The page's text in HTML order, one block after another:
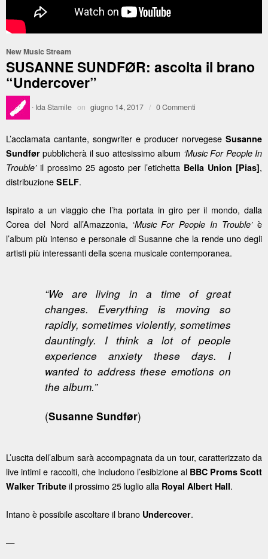
New Music Stream
SUSANNE SUNDFØR: ascolta il brano
“Undercover”
· Ida Stamile on giugno 14, 2017 / 0 Commenti
L’acclamata cantante, songwriter e producer norvegese Susanne
Sundfør pubblicherà il suo attesissimo album ‘Music For People In
Trouble’il prossimo 25 agosto per l’etichetta Bella Union [Pias],
distribuzione SELF.
Ispirato a un viaggio che l’ha portata in giro per il mondo, dalla
Corea del Nord all’Amazzonia, ‘Music For People In Trouble’è
l’album più intenso e personale di Susanne che la rende uno degli
artisti più interessanti della scena musicale contemporanea.
“We are living in a time of great
changes. Everything is moving so
rapidly, sometimes violently, sometimes
dauntingly. I think a lot of people
experience anxiety these days. I
wanted to address these emotions on
the album.”
(Susanne Sundfør)
L’uscita dell’album sarà accompagnata da un tour, caratterizzato da
live intimi e raccolti, che includono l’esibizione al BBC Proms Scott
Walker Tribute il prossimo 25 luglio alla Royal Albert Hall.
Intano è possibile ascoltare il brano Undercover.
—